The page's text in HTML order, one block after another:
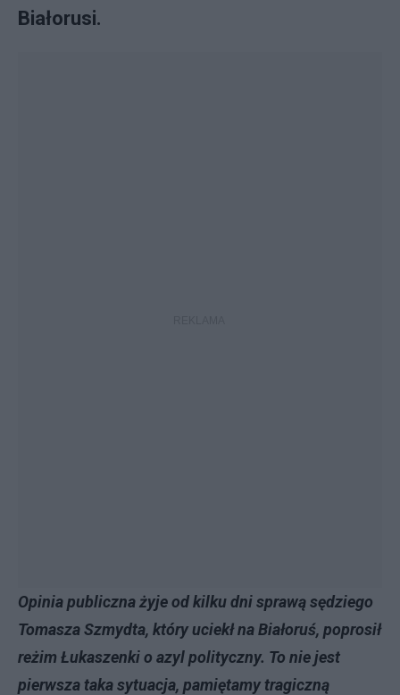
Białorusi.
Opinia publiczna żyje od kilku dni sprawą sędziego
Tomasza Szmydta, który uciekł na Białoruś, poprosił
reżim Łukaszenki o azyl polityczny. To nie jest
pierwsza taka sytuacja, pamiętamy tragiczną